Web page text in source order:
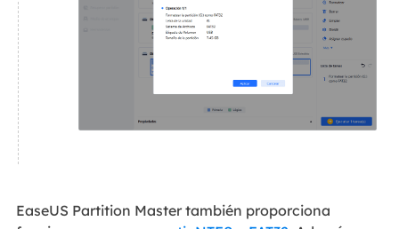
EaseUS Partition Master también proporciona